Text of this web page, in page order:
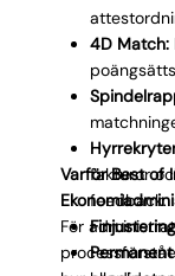
4D Match:
fakturor
feedback.
Varför Best of
För